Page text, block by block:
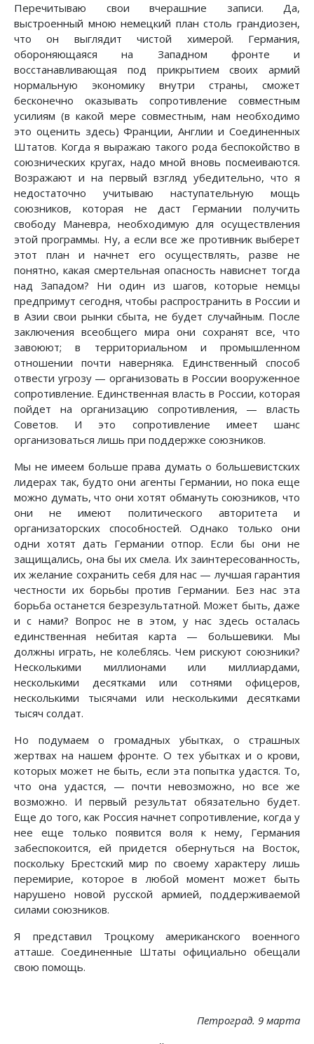
Перечитываю свои вчерашние записи. Да,
выстроенный мною немецкий план столь грандиозен,
что он выглядит чистой химерой. Германия,
обороняющаяся на Западном фронте и
восстанавливающая под прикрытием своих армий
нормальную экономику внутри страны, сможет
бесконечно оказывать сопротивление совместным
усилиям (в какой мере совместным, нам необходимо
это оценить здесь) Франции, Англии и Соединенных
Штатов. Когда я выражаю такого рода беспокойство в
союзнических кругах, надо мной вновь посмеиваются.
Возражают и на первый взгляд убедительно, что я
недостаточно учитываю наступательную мощь
союзников, которая не даст Германии получить
свободу Маневра, необходимую для осуществления
этой программы. Ну, а если все же противник выберет
этот план и начнет его осуществлять, разве не
понятно, какая смертельная опасность нависнет тогда
над Западом? Ни один из шагов, которые немцы
предпримут сегодня, чтобы распространить в России и
в Азии свои рынки сбыта, не будет случайным. После
заключения всеобщего мира они сохранят все, что
завоюют; в территориальном и промышленном
отношении почти наверняка. Единственный способ
отвести угрозу — организовать в России вооруженное
сопротивление. Единственная власть в России, которая
пойдет на организацию сопротивления, — власть
Советов. И это сопротивление имеет шанс
организоваться лишь при поддержке союзников.
Мы не имеем больше права думать о большевистских
лидерах так, будто они агенты Германии, но пока еще
можно думать, что они хотят обмануть союзников, что
они не имеют политического авторитета и
организаторских способностей. Однако только они
одни хотят дать Германии отпор. Если бы они не
защищались, она бы их смела. Их заинтересованность,
их желание сохранить себя для нас — лучшая гарантия
честности их борьбы против Германии. Без нас эта
борьба останется безрезультатной. Может быть, даже
и с нами? Вопрос не в этом, у нас здесь осталась
единственная небитая карта — большевики. Мы
должны играть, не колеблясь. Чем рискуют союзники?
Несколькими миллионами или миллиардами,
несколькими десятками или сотнями офицеров,
несколькими тысячами или несколькими десятками
тысяч солдат.
Но подумаем о громадных убытках, о страшных
жертвах на нашем фронте. О тех убытках и о крови,
которых может не быть, если эта попытка удастся. То,
что она удастся, — почти невозможно, но все же
возможно. И первый результат обязательно будет.
Еще до того, как Россия начнет сопротивление, когда у
нее еще только появится воля к нему, Германия
забеспокоится, ей придется обернуться на Восток,
поскольку Брестский мир по своему характеру лишь
перемирие, которое в любой момент может быть
нарушено новой русской армией, поддерживаемой
силами союзников.
Я представил Троцкому американского военного
атташе. Соединенные Штаты официально обещали
свою помощь.
Петроград. 9 марта